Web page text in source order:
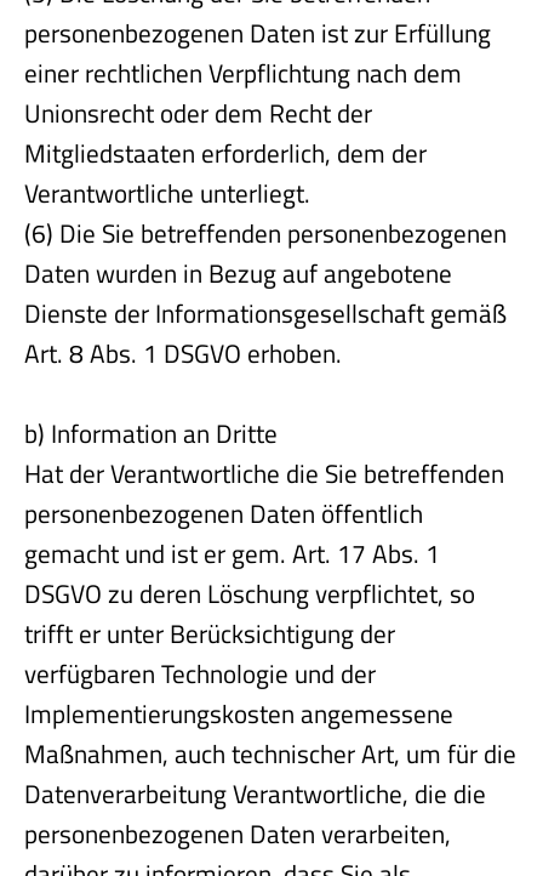
personenbezogenen Daten ist zur Erfüllung
einer rechtlichen Verpflichtung nach dem
Unionsrecht oder dem Recht der
Mitgliedstaaten erforderlich, dem der
Verantwortliche unterliegt.
(6) Die Sie betreffenden personenbezogenen
Daten wurden in Bezug auf angebotene
Dienste der Informationsgesellschaft gemäß
Art. 8 Abs. 1 DSGVO erhoben.
b) Information an Dritte
Hat der Verantwortliche die Sie betreffenden
personenbezogenen Daten öffentlich
gemacht und ist er gem. Art. 17 Abs. 1
DSGVO zu deren Löschung verpflichtet, so
trifft er unter Berücksichtigung der
verfügbaren Technologie und der
Implementierungskosten angemessene
Maßnahmen, auch technischer Art, um für die
Datenverarbeitung Verantwortliche, die die
personenbezogenen Daten verarbeiten,